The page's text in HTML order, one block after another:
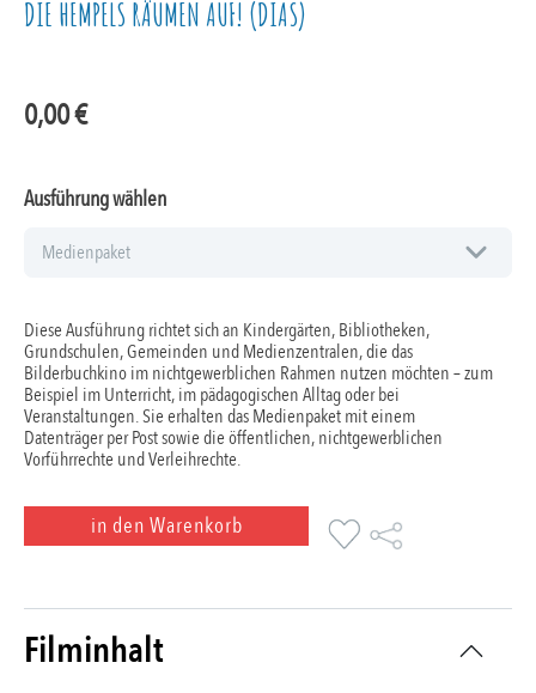
DIE HEMPELS RÄUMEN AUF! (DIAS)
0,00€
Ausführung wählen
Diese Ausführung richtet sich an Kindergärten, Bibliotheken,
Grundschulen, Gemeinden und Medienzentralen, die das
Bilderbuchkino im nichtgewerblichen Rahmen nutzen möchten – zum
Beispiel im Unterricht, im pädagogischen Alltag oder bei
Veranstaltungen. Sie erhalten das Medienpaket mit einem
Datenträger per Post sowie die öffentlichen, nichtgewerblichen
Vorführrechte und Verleihrechte.
in den Warenkorb
Filminhalt